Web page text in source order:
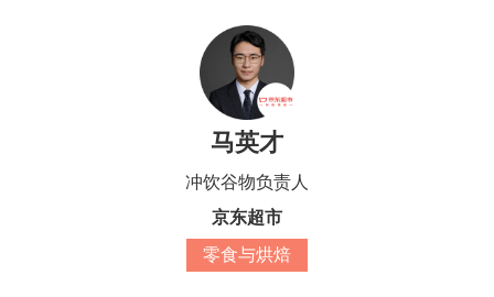
马英才
冲饮谷物负责人
京东超市
零食与烘焙